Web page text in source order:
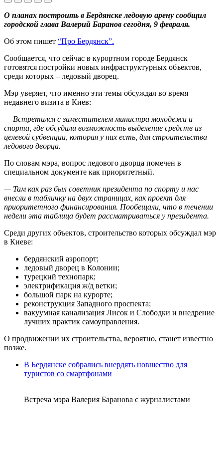
О планах построить в Бердянске ледовую арену сообщил
городской глава Валерий Баранов сегодня, 9 февраля.
Об этом пишет “Про Бердянск”.
Сообщается, что сейчас в курортном городе Бердянск
готовятся постройки новых инфраструктурных объектов,
среди которых – ледовый дворец.
Мэр уверяет, что именно эти темы обсуждал во время
недавнего визита в Киев:
— Встретился с заместителем министра молодежи и
спорта, где обсудили возможность выделение средств из
целевой субвенции, которая у них есть, для строительства
ледового дворца.
По словам мэра, вопрос ледового дворца помечен в
специальном документе как приоритетный.
— Там как раз был советник президента по спорту и нас
внесли в табличку на двух страницах, как проект для
приоритетного финансирования. Пообещали, что в течении
недели эта таблица будет рассматриваться у президента.
Среди других объектов, строительство которых обсуждал мэр
в Киеве:
бердянский аэропорт;
ледовый дворец в Колонии;
турецкий технопарк;
электрификация ж/д ветки;
большой парк на курорте;
реконструкция Западного проспекта;
вакуумная канализация Лисок и Слободки и внедрение
лучших практик самоуправления.
О продвижении их строительства, вероятно, станет известно
позже.
В Бердянске собрались внердять новшество для
туристов со смартфонами
Встреча мэра Валерия Баранова с журналистами